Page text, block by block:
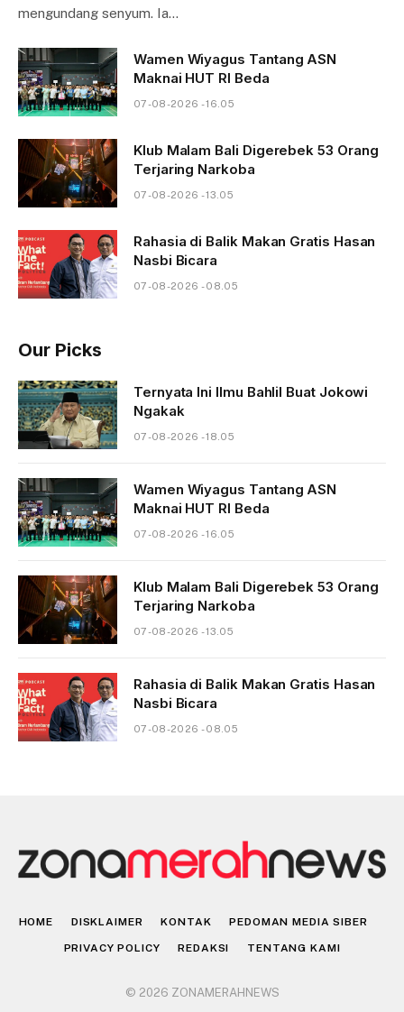
mengundang senyum. Ia…
Wamen Wiyagus Tantang ASN
Maknai HUT RI Beda
07-08-2026 - 16.05
Klub Malam Bali Digerebek 53 Orang
Terjaring Narkoba
07-08-2026 - 13.05
Rahasia di Balik Makan Gratis Hasan
Nasbi Bicara
07-08-2026 - 08.05
Our Picks
Ternyata Ini Ilmu Bahlil Buat Jokowi
Ngakak
07-08-2026 - 18.05
Wamen Wiyagus Tantang ASN
Maknai HUT RI Beda
07-08-2026 - 16.05
Klub Malam Bali Digerebek 53 Orang
Terjaring Narkoba
07-08-2026 - 13.05
Rahasia di Balik Makan Gratis Hasan
Nasbi Bicara
07-08-2026 - 08.05
HOME DISKLAIMER KONTAK PEDOMAN MEDIA SIBER
PRIVACY POLICY REDAKSI TENTANG KAMI
© 2026 ZONAMERAHNEWS